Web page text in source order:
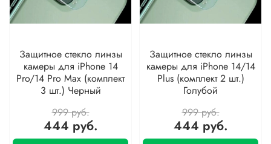
Защитное стекло линзы
камеры для iPhone 14
Pro/14 Pro Max (комплект
3 шт.) Черный
999 руб.
444 руб.
Защитное стекло линзы
камеры для iPhone 14/14
Plus (комплект 2 шт.)
Голубой
999 руб.
444 руб.